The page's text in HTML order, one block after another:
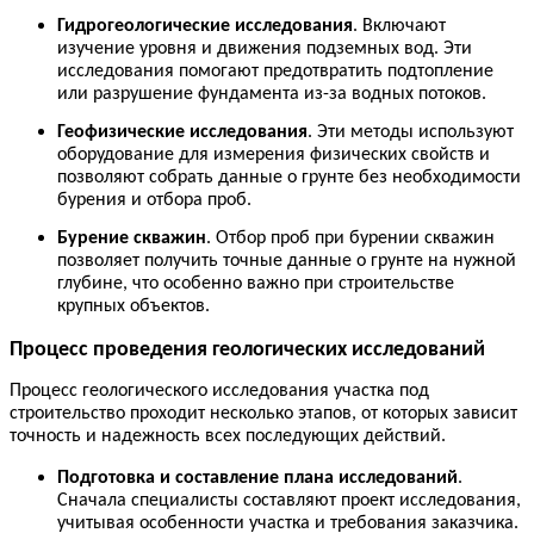
Гидрогеологические исследования. Включают
изучение уровня и движения подземных вод. Эти
исследования помогают предотвратить подтопление
или разрушение фундамента из-за водных потоков.
Геофизические исследования. Эти методы используют
оборудование для измерения физических свойств и
позволяют собрать данные о грунте без необходимости
бурения и отбора проб.
Бурение скважин. Отбор проб при бурении скважин
позволяет получить точные данные о грунте на нужной
глубине, что особенно важно при строительстве
крупных объектов.
Процесс проведения геологических исследований
Процесс геологического исследования участка под
строительство проходит несколько этапов, от которых зависит
точность и надежность всех последующих действий.
Подготовка и составление плана исследований.
Сначала специалисты составляют проект исследования,
учитывая особенности участка и требования заказчика.